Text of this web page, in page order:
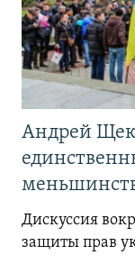
Андрей
Дискуссия
защиты прав